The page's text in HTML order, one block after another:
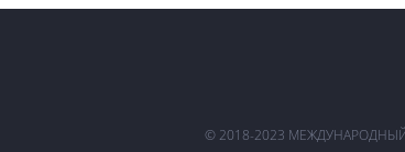
© 2018-2023